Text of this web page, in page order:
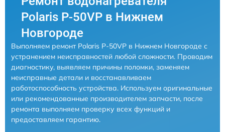
Polaris P-50VP в Нижнем
Новгороде
Выполняем ремонт Polaris P-50VP в Нижнем Новгороде с
устранением неисправностей любой сложности. Проводим
диагностику, выявляем причины поломки, заменяем
неисправные детали и восстанавливаем
работоспособность устройства. Используем оригинальные
или рекомендованные производителем запчасти, после
ремонта выполняем проверку всех функций и
предоставляем гарантию.